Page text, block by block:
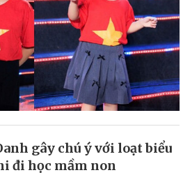
gây chú ý với loạt biểu
đi học mầm non